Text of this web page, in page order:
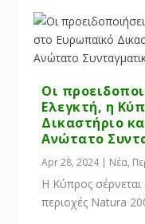
Οι
Ελεγκτή, η
Δικαστήριο
Ανώτατο
Apr 28, 2024| Νέα,
Η Κύπρος σέρνεται
περιοχές Natura